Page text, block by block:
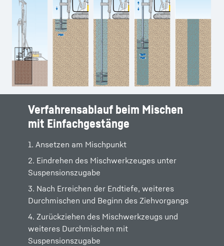
Verfahrensablauf beim Mischen
mit Einfachgestänge
1. Ansetzen am Mischpunkt
2. Eindrehen des Mischwerkzeuges unter
Suspensionszugabe
3. Nach Erreichen der Endtiefe, weiteres
Durchmischen und Beginn des Ziehvorgangs
4. Zurückziehen des Mischwerkzeugs und
weiteres Durchmischen mit
Suspensionszugabe
Verfahrensablauf beim Mischen
mit Dreifachgestänge
1. Ansetzen am Mischpunkt
2. Eindrehen des Mischwerkzeugs unter
Suspensionszugabe
3. Nach Erreichen der Endtiefe, weiteres
Durchmischen und Beginn des Ziehvorgangs
4. Zurückziehen des Mischwerkzeugs und
weiteres Durchmischen mit
Suspensionszugabe